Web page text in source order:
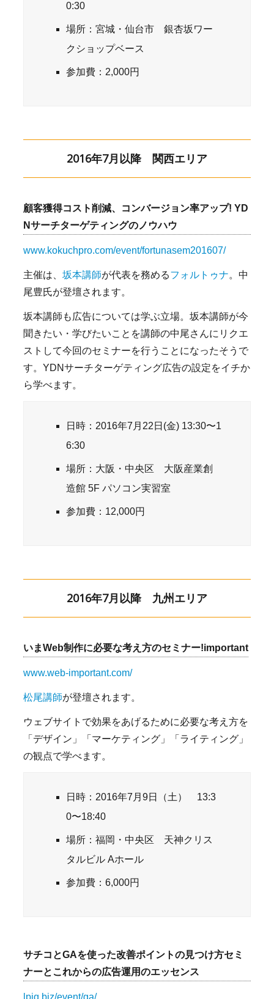
0:30
場所：宮城・仙台市 銀杏坂ワー
クショップベース
参加費：2,000円
2016年7月以降 関西エリア
顧客獲得コスト削減、コンバージョン率アップ! YD
Nサーチターゲティングのノウハウ
www.kokuchpro.com/event/fortunasem201607/
主催は、 坂本講師が代表を務めるフォルトゥナ。中
尾豊氏が登壇されます。
坂本講師も広告については学ぶ立場。坂本講師が今
聞きたい・学びたいことを講師の中尾さんにリクエ
ストして今回のセミナーを行うことになったそうで
す。YDNサーチターゲティング広告の設定をイチか
ら学べます。
日時：2016年7月22日(金) 13:30〜1
6:30
場所：大阪・中央区 大阪産業創
造館 5F パソコン実習室
参加費：12,000円
2016年7月以降 九州エリア
いまWeb制作に必要な考え方のセミナー!important
www.web-important.com/
松尾講師が登壇されます。
ウェブサイトで効果をあげるために必要な考え方を
「デザイン」「マーケティング」「ライティング」
の観点で学べます。
日時：2016年7月9日（土） 13:3
0〜18:40
場所：福岡・中央区 天神クリス
タルビル Aホール
参加費：6,000円
サチコとGAを使った改善ポイントの見つけ方セミ
ナーとこれからの広告運用のエッセンス
lpiq.biz/event/ga/